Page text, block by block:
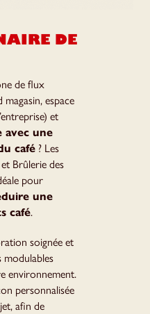
DE
de flux
espace
et
une
café ? Les
Brûlerie des
pour
une
café.
soignée et
modulables
environnement.
personnalisée
afin de